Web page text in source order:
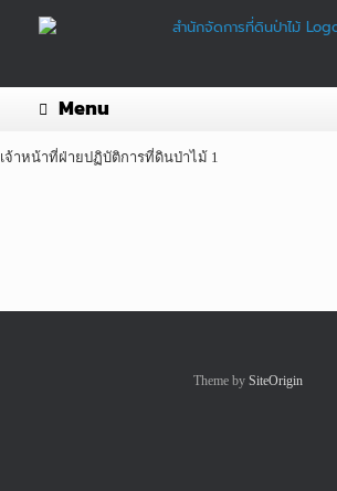
Menu
เจ้าหน้าที่ฝ่ายปฏิบัติการที่ดินป่าไม้ 1
Theme by SiteOrigin